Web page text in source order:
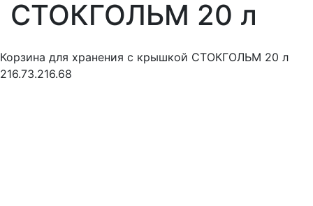
СТОКГОЛЬМ 20 л
Корзина для хранения с крышкой СТОКГОЛЬМ 20 л
216.73.216.68